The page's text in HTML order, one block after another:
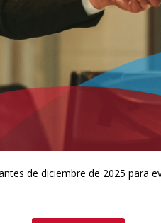
de diciembre de 2025 para